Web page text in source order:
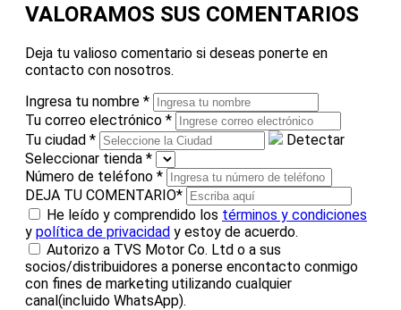
VALORAMOS SUS COMENTARIOS
Deja tu valioso comentario si deseas ponerte en
contacto con nosotros.
Ingresa tu nombre *
Tu correo electrónico *
Tu ciudad *
Detectar
Seleccionar tienda *
Número de teléfono *
DEJA TU COMENTARIO*
He leído y comprendido los términos y condiciones
y política de privacidad y estoy de acuerdo.
Autorizo a TVS Motor Co. Ltd o a sus
socios/distribuidores a ponerse encontacto conmigo
con fines de marketing utilizando cualquier
canal(incluido WhatsApp).